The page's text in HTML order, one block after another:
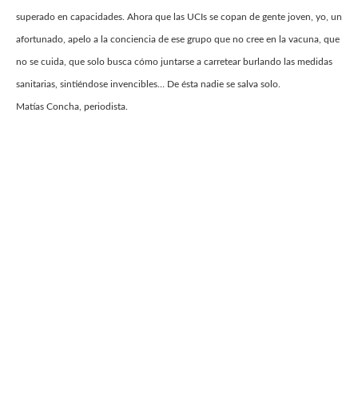
superado en capacidades. Ahora que las UCIs se copan de gente joven, yo, un
afortunado, apelo a la conciencia de ese grupo que no cree en la vacuna, que
no se cuida, que solo busca cómo juntarse a carretear burlando las medidas
sanitarias, sintiéndose invencibles… De ésta nadie se salva solo.
Matías Concha, periodista.